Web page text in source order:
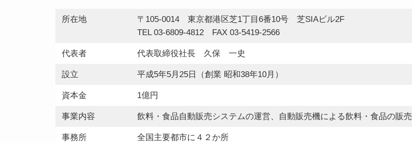
所在地
〒105-0014 東京都港区芝1丁目6番10号 芝SIAビル2F
TEL 03-6809-4812 FAX 03-5419-2566
代表者 代表取締役社長 久保 一史
設立 平成5年5月25日（創業 昭和38年10月）
資本金 1億円
事業内容 飲料・食品自動販売システムの運営、自動販売機による飲料・食品の販売
事務所
全国主要都市に４２か所